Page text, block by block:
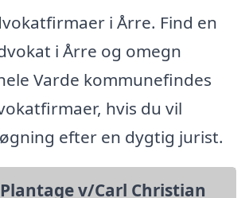
i Årre. Find en
i Årre og omegn
Varde kommunefindes
hvis du vil
efter en dygtig jurist.
v/Carl Christian